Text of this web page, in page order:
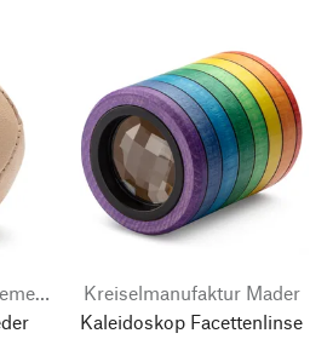
Lebens- und Arbeitsgemeinschaft Lautenbach
Kreiselmanufaktur Mader
Kaleidoskop Facettenlinse